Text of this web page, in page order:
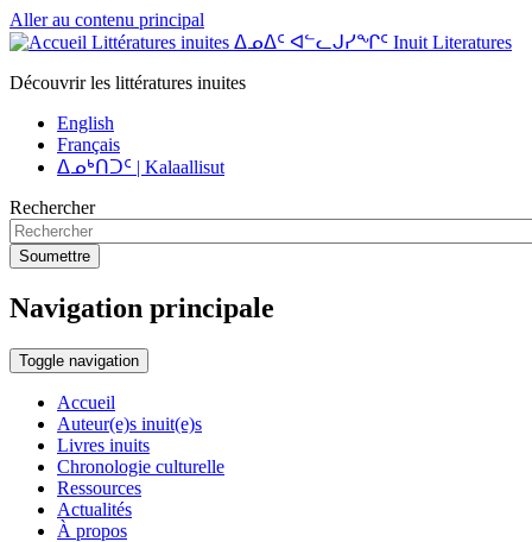
Aller au contenu principal
Littératures inuites ᐃᓄᐃᑦ ᐊᓪᓚᒍᓯᖏᑦ Inuit Literatures
Découvrir les littératures inuites
English
Français
ᐃᓄᒃᑎᑐᑦ | Kalaallisut
Rechercher
Soumettre
Navigation principale
Toggle navigation
Accueil
Auteur(e)s inuit(e)s
Livres inuits
Chronologie culturelle
Ressources
Actualités
À propos